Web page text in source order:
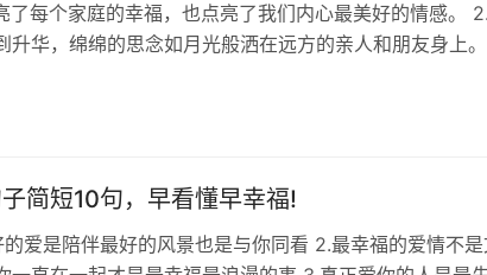
了每个家庭的幸福，也点亮了我们内心最美好的情感。
升华，绵绵的思念如月光般洒在远方的亲人和朋友身上
简短10句，早看懂早幸福!
的爱是陪伴最好的风景也是与你同看 2.最幸福的爱情不